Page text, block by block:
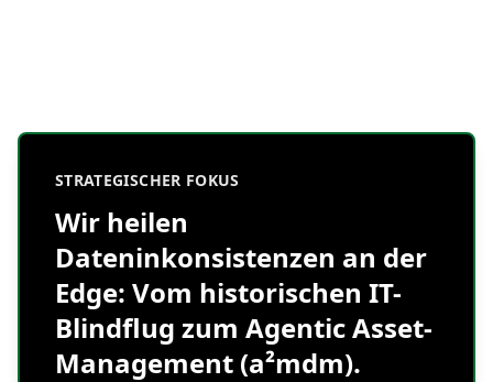
STRATEGISCHER FOKUS
Wir heilen
Dateninkonsistenzen an der
Edge: Vom historischen IT-
Blindflug zum Agentic Asset-
Management (a²mdm).